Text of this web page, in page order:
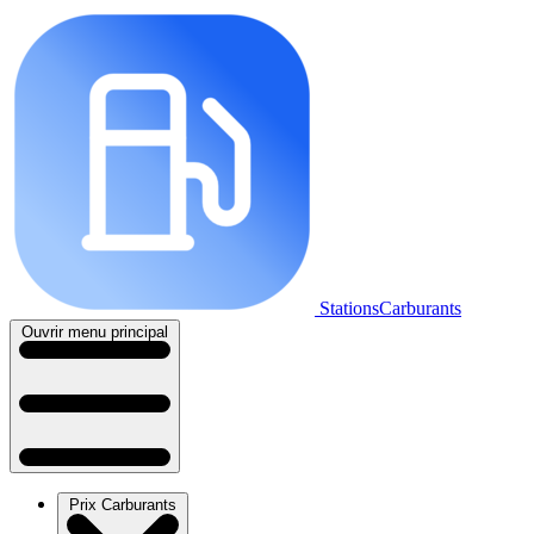
StationsCarburants
Ouvrir menu principal
Prix Carburants